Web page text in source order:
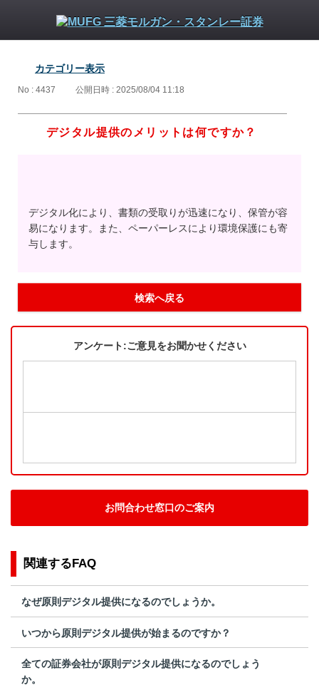
カテゴリー表示
No : 4437 公開日時 : 2025/08/04 11:18
デジタル提供のメリットは何ですか？
デジタル化により、書類の受取りが迅速になり、保管が容
易になります。また、ペーパーレスにより環境保護にも寄
与します。
検索へ戻る
アンケート:ご意見をお聞かせください
お問合わせ窓口のご案内
関連するFAQ
なぜ原則デジタル提供になるのでしょうか。
いつから原則デジタル提供が始まるのですか？
全ての証券会社が原則デジタル提供になるのでしょう
か。